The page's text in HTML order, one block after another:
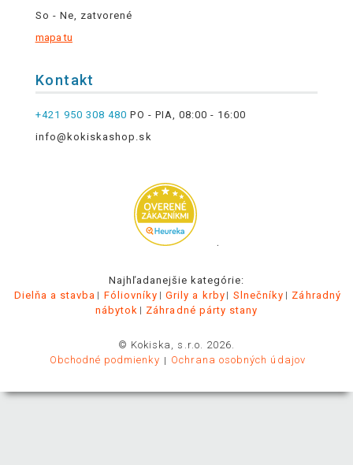
So - Ne, zatvorené
mapa tu
Kontakt
+421 950 308 480 PO - PIA, 08:00 - 16:00
info@kokiskashop.sk
.
Najhľadanejšie kategórie:
Dielňa a stavba
Fóliovníky Grily a krby Slnečníky
Záhradný
nábytok
Záhradné párty stany
© Kokiska, s.r.o. 2026.
Obchodné podmienky
Ochrana osobných údajov